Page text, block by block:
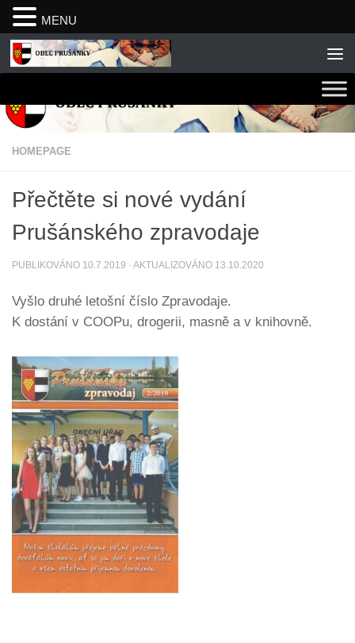
Skip to content
HOMEPAGE
Přečtěte si nové vydání
Prušánského zpravodaje
PUBLIKOVÁNO 10.7.2019 · AKTUALIZOVÁNO 13.10.2020
Vyšlo druhé letošní číslo Zpravodaje.
K dostání v COOPu, drogerii, masně a v knihovně.
MENU